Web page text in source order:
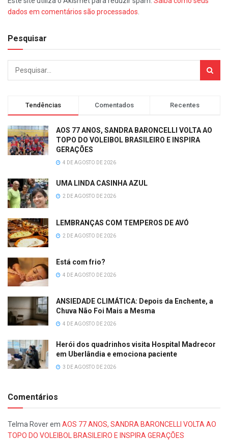
dados em comentários são processados
Pesquisar
Tendências Comentados Recentes
AOS 77 ANOS, SANDRA BARONCELLI VOLTA AO
TOPO DO VOLEIBOL BRASILEIRO E INSPIRA
GERAÇÕES
4 DE AGOSTO DE 2026
UMA LINDA CASINHA AZUL
2 DE AGOSTO DE 2026
LEMBRANÇAS COM TEMPEROS DE AVÓ
2 DE AGOSTO DE 2026
Está com frio?
4 DE AGOSTO DE 2026
ANSIEDADE CLIMÁTICA: Depois da Enchente, a
Chuva Não Foi Mais a Mesma
4 DE AGOSTO DE 2026
Herói dos quadrinhos visita Hospital Madrecor
em Uberlândia e emociona paciente
3 DE AGOSTO DE 2026
Comentários
Telma Roverem AOS 77 ANOS, SANDRA BARONCELLI VOLTA AO
TOPO DO VOLEIBOL BRASILEIRO E INSPIRA GERAÇÕES